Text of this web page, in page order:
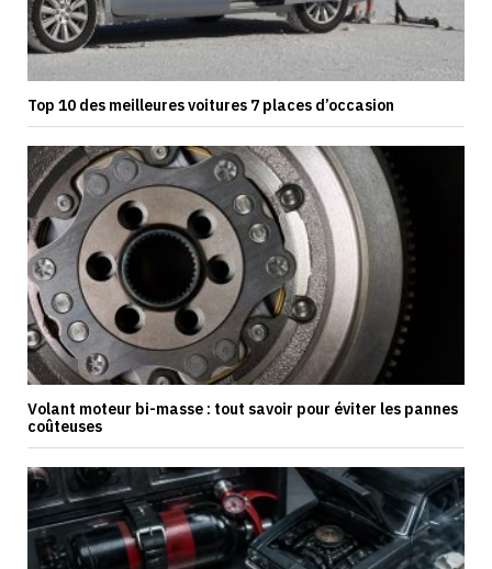
Top 10 des meilleures voitures 7 places d’occasion
Volant moteur bi-masse : tout savoir pour éviter les pannes
coûteuses